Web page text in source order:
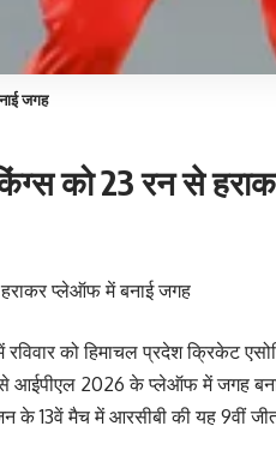
जगह
को 23 रन से
को हिमाचल प्रदेश क्रिकेट
आईपीएल 2026 के प्लेऑफ में जगह
के 13वें मैच में आरसीबी की यह 9वीं